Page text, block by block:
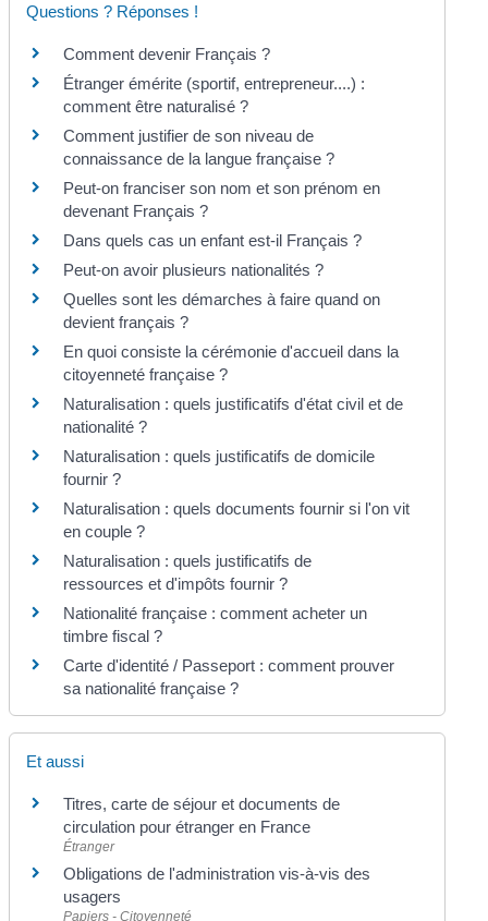
Questions ? Réponses !
Comment devenir Français ?
Étranger émérite (sportif, entrepreneur....) :
comment être naturalisé ?
Comment justifier de son niveau de
connaissance de la langue française ?
Peut-on franciser son nom et son prénom en
devenant Français ?
Dans quels cas un enfant est-il Français ?
Peut-on avoir plusieurs nationalités ?
Quelles sont les démarches à faire quand on
devient français ?
En quoi consiste la cérémonie d'accueil dans la
citoyenneté française ?
Naturalisation : quels justificatifs d'état civil et de
nationalité ?
Naturalisation : quels justificatifs de domicile
fournir ?
Naturalisation : quels documents fournir si l'on vit
en couple ?
Naturalisation : quels justificatifs de
ressources et d'impôts fournir ?
Nationalité française : comment acheter un
timbre fiscal ?
Carte d'identité / Passeport : comment prouver
sa nationalité française ?
Et aussi
Titres, carte de séjour et documents de
circulation pour étranger en France
Étranger
Obligations de l'administration vis-à-vis des
usagers
Papiers - Citoyenneté